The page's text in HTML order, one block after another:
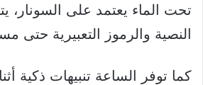
تحت الماء يعتمد على السونار،
النصية والرموز التعبيرية حتى مسافة 30
كما توفر الساعة تنبيهات ذكية